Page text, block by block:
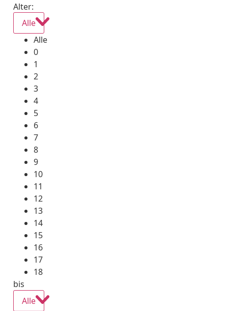
Alter:
Alle
Alle
0
1
2
3
4
5
6
7
8
9
10
11
12
13
14
15
16
17
18
bis
Alle